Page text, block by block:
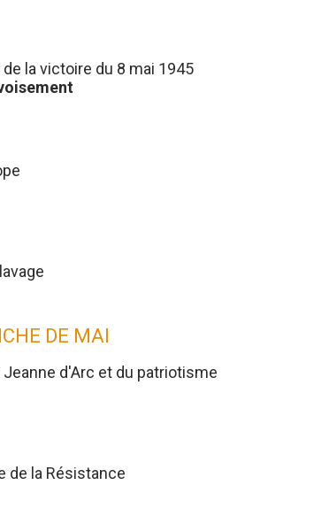
la victoire du 8 mai 1945
DE MAI
Jeanne d'Arc et du patriotisme
de la Résistance